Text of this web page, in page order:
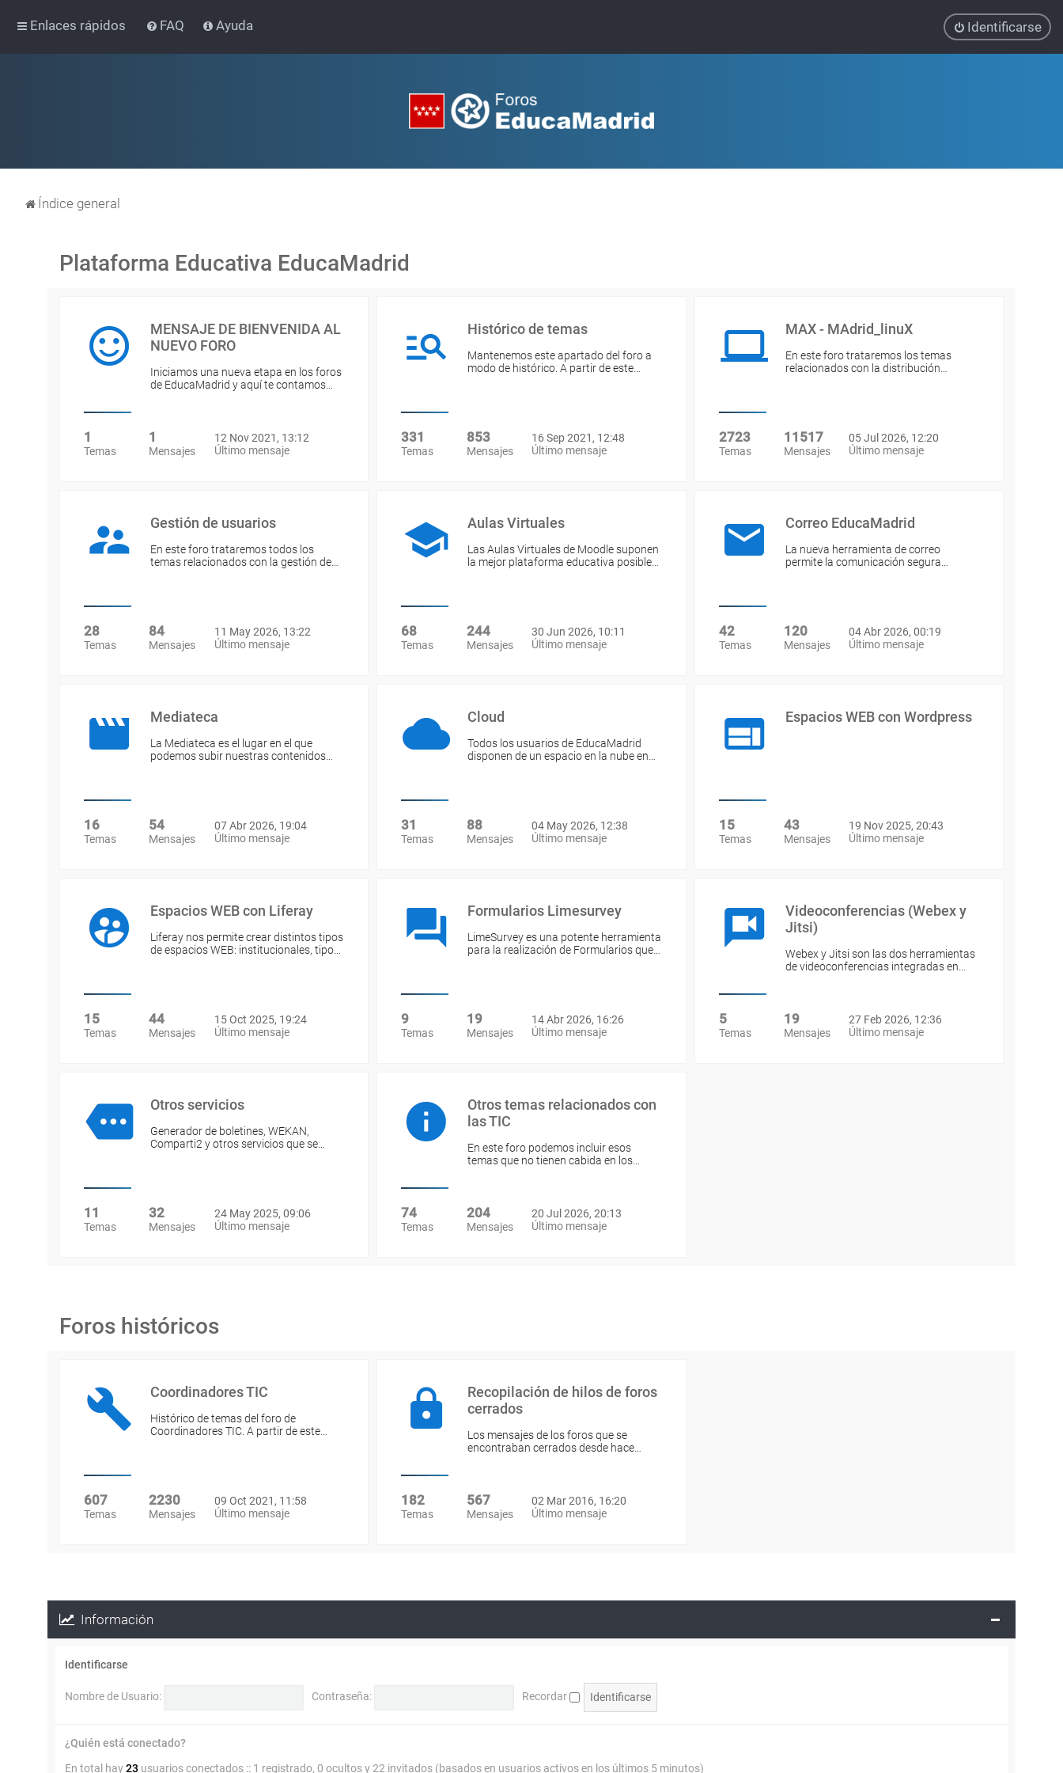
Enlaces rápidos FAQ Ayuda Identificarse
Índice general
Plataforma Educativa EducaMadrid
MENSAJE DE BIENVENIDA AL
NUEVO FORO
Iniciamos una nueva etapa en los foros
de EducaMadrid y aquí te contamos…
1
Temas
1
Mensajes
12 Nov 2021, 13:12
Último mensaje
Histórico de temas
Mantenemos este apartado del foro a
modo de histórico. A partir de este…
331
Temas
853
Mensajes
16 Sep 2021, 12:48
Último mensaje
MAX - MAdrid_linuX
En este foro trataremos los temas
relacionados con la distribución…
2723
Temas
11517
Mensajes
05 Jul 2026, 12:20
Último mensaje
Gestión de usuarios
En este foro trataremos todos los
temas relacionados con la gestión de…
28
Temas
84
Mensajes
11 May 2026, 13:22
Último mensaje
Aulas Virtuales
Las Aulas Virtuales de Moodle suponen
la mejor plataforma educativa posible…
68
Temas
244
Mensajes
30 Jun 2026, 10:11
Último mensaje
Correo EducaMadrid
La nueva herramienta de correo
permite la comunicación segura…
42
Temas
120
Mensajes
04 Abr 2026, 00:19
Último mensaje
Mediateca
La Mediateca es el lugar en el que
podemos subir nuestras contenidos…
16
Temas
54
Mensajes
07 Abr 2026, 19:04
Último mensaje
Cloud
Todos los usuarios de EducaMadrid
disponen de un espacio en la nube en…
31
Temas
88
Mensajes
04 May 2026, 12:38
Último mensaje
Espacios WEB con Wordpress
15
Temas
43
Mensajes
19 Nov 2025, 20:43
Último mensaje
Espacios WEB con Liferay
Liferay nos permite crear distintos tipos
de espacios WEB: institucionales, tipo…
15
Temas
44
Mensajes
15 Oct 2025, 19:24
Último mensaje
Formularios Limesurvey
LimeSurvey es una potente herramienta
para la realización de Formularios que…
9
Temas
19
Mensajes
14 Abr 2026, 16:26
Último mensaje
Videoconferencias (Webex y
Jitsi)
Webex y Jitsi son las dos herramientas
de videoconferencias integradas en…
5
Temas
19
Mensajes
27 Feb 2026, 12:36
Último mensaje
Otros servicios
Generador de boletines, WEKAN,
Comparti2 y otros servicios que se…
11
Temas
32
Mensajes
24 May 2025, 09:06
Último mensaje
Otros temas relacionados con
las TIC
En este foro podemos incluir esos
temas que no tienen cabida en los…
74
Temas
204
Mensajes
20 Jul 2026, 20:13
Último mensaje
Foros históricos
Coordinadores TIC
Histórico de temas del foro de
Coordinadores TIC. A partir de este…
607
Temas
2230
Mensajes
09 Oct 2021, 11:58
Último mensaje
Recopilación de hilos de foros
cerrados
Los mensajes de los foros que se
encontraban cerrados desde hace…
182
Temas
567
Mensajes
02 Mar 2016, 16:20
Último mensaje
Información
Identificarse
Nombre de Usuario: Contraseña: Recordar
¿Quién está conectado?
En total hay23 usuarios conectados :: 1 registrado, 0 ocultos y 22 invitados (basados en usuarios activos en los últimos 5 minutos)